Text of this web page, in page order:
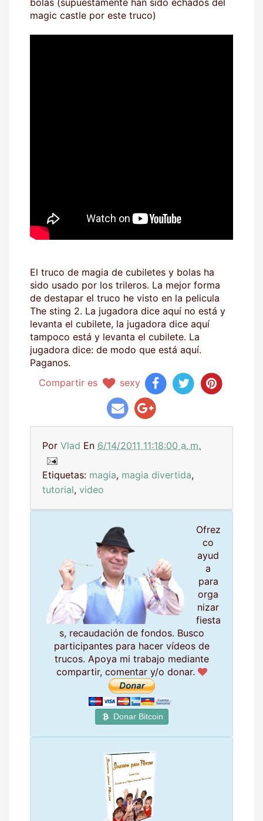
magic castle por este truco)
El truco de magia de cubiletes y bolas ha
sido usado por los trileros. La mejor forma
de destapar el truco he visto en la pelicula
The sting 2. La jugadora dice aquí no está y
levanta el cubilete, la jugadora dice aquí
tampoco está y levanta el cubilete. La
jugadora dice: de modo que está aquí.
Paganos.
Compartir es
sexy
Por Vlad En 6/14/2011 11:18:00 a. m.
Etiquetas: magia, magia divertida,
tutorial, video
Ofrez
co
ayud
a
para
orga
nizar
fiesta
s, recaudación de fondos. Busco
participantes para hacer vídeos de
trucos. Apoya mi trabajo mediante
compartir, comentar y/o donar.
Donar Bitcoin